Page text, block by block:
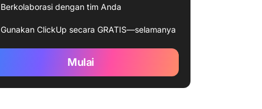
Berkolaborasi dengan tim Anda
Gunakan ClickUp secara GRATIS—selamanya
Mulai